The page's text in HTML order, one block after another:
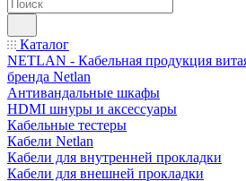
Каталог
NETLAN - Кабельная продукция
бренда Netlan
Антивандальные шкафы
HDMI шнуры и аксессуары
Кабельные тестеры
Кабели Netlan
Кабели для внутренней прокладки
Кабели для внешней прокладки